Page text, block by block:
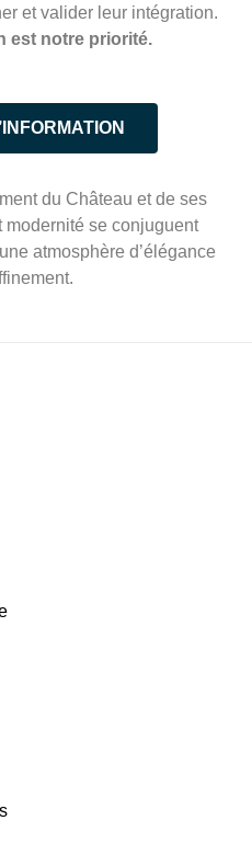
et valider leur intégration.
est notre priorité.
du Château et de ses
se conjuguent
atmosphère d’élégance